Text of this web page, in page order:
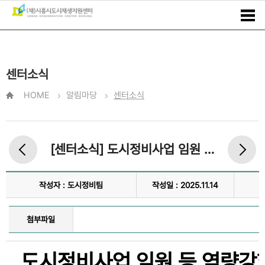
센터소식
HOME 알림마당 센터소식
[센터소식] 도시정비사업 임원 등 역량강화 교육 실시
작성자 : 도시정비팀 작성일 : 2025.11.14
첨부파일